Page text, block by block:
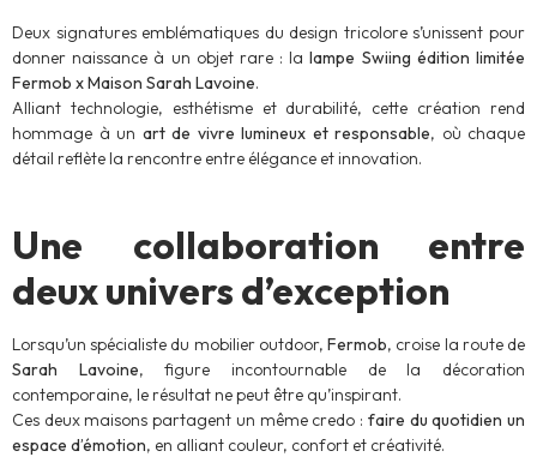
Deux signatures emblématiques du design tricolore s’unissent pour
donner naissance à un objet rare : lalampe Swiing édition limitée
Fermob x Maison Sarah Lavoine.
Alliant technologie, esthétisme et durabilité, cette création rend
hommage à un art de vivre lumineux et responsable, où chaque
détail reflète la rencontre entre élégance et innovation.
Une collaboration entre
deux univers d’exception
Lorsqu’un spécialiste du mobilier outdoor,Fermob, croise la route de
Sarah Lavoine, figure incontournable de la décoration
contemporaine, le résultat ne peut être qu’inspirant.
Ces deux maisons partagent un même credo : faire du quotidien un
espace d’émotion, en alliant couleur, confort et créativité.